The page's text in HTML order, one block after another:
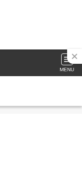
MENU